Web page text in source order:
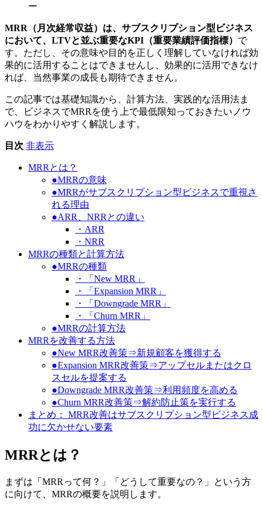
ー
MRR（月次経常収益）は、サブスクリプション型ビジネス
において、LTVと並ぶ重要なKPI（重要業績評価指標） で
す。ただし、その意味や目的を正しく理解していなければ効
果的に活用することはできませんし、効果的に活用できなけ
れば、当然事業の成長も期待できません。
この記事では基礎知識から、計算方法、実践的な活用法ま
で、ビジネスでMRRを使う上で最低限知っておきたいノウ
ハウをわかりやすく解説します。
目次 非表示
MRRとは？
●MRRの意味
●MRRがサブスクリプション型ビジネスで重視さ
れる理由
●ARR、NRRとの違い
・ARR
・NRR
MRRの種類と計算方法
●MRRの種類
・「New MRR」
・「Expansion MRR」
・「Downgrade MRR」
・「Churn MRR」
●MRRの計算方法
MRRを改善する方法
●New MRR改善策⇒新規顧客を獲得する
●Expansion MRR改善策⇒アップセルまたはクロ
スセルを提案する
●Downgrade MRR改善策⇒利用頻度を高める
●Churn MRR改善策⇒解約防止策を実行する
まとめ： MRR改善はサブスクリプション型ビジネス成
功に欠かせない要素
MRRとは？
まずは「MRRって何？」「どうして重要なの？」という方
に向けて、MRRの概要を説明します。